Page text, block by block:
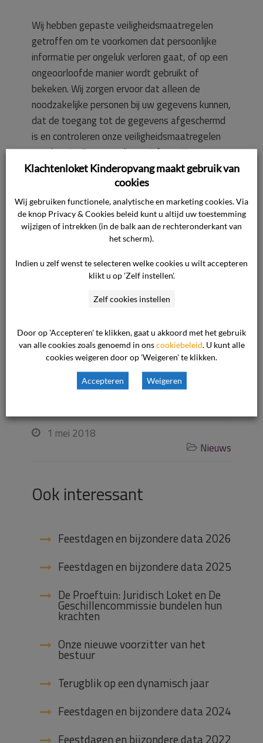
Wij hebben gepaste veiligheidsmaatregelen
getroffen om te voorkomen dat persoonlijke
informatie per ongeluk verloren gaat, of op een
ongeoorloofde manier wordt gebruikt of
bekeken. Wij zorgen ervoor dat alleen de
noodzakelijke personen bij uw gegevens kunnen,
dat de toegang tot de gegevens afgeschermd
is en controleren onze veiligheidsmaatregelen
regelmatig. Degenen die uw informatie
verwerken, doen dit alleen op een toegestane
manier en hebben een geheimhoudingsplicht.
Uw rechten
U kunt uw persoonsgegevens inzien,
en kunt bezwaar maken tegen het verwerken
van uw persoonsgegevens. Wilt u dit of heeft u
vragen? Neem dan contact met ons op:
De Geschillencommissie
Postbus 90600
2509 LP Den Haag
Telefoon: 070 – 310 53 10
privacy@degeschillencommissie.nl
 1 mei 2018
 Nieuws
Ook interessant
Feestdagen en bijzondere data 2026
Feestdagen en bijzondere data 2025
De Proeftuin: Juridisch Loket en De
Geschillencommissie bundelen hun
krachten
Onze nieuwe voorzitter van het
bestuur
Terugblik op een dynamisch jaar
Feestdagen en bijzondere data 2024
Feestdagen en bijzondere data 2022
Klachtenloket Kinderopvang maakt gebruik van
cookies
Wij gebruiken functionele, analytische en marketing cookies. Via
de knop Privacy & Cookies beleid kunt u altijd uw toestemming
wijzigen of intrekken (in de balk aan de rechteronderkant van
het scherm).
Indien u zelf wenst te selecteren welke cookies u wilt accepteren
klikt u op 'Zelf instellen'.
Zelf cookies instellen
Door op 'Accepteren' te klikken, gaat u akkoord met het gebruik
van alle cookies zoals genoemd in onscookiebeleid. U kunt alle
cookies weigeren door op 'Weigeren' te klikken.
Accepteren Weigeren